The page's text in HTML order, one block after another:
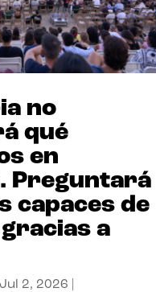
no
qué
en
Preguntará
capaces de
a
Jul 2, 2026